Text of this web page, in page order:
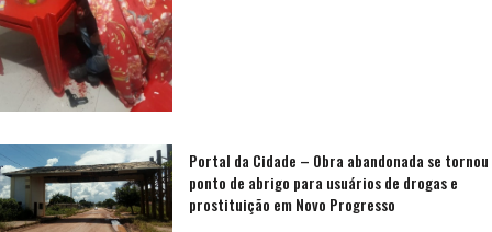
Portal da Cidade – Obra abandonada se tornou
ponto de abrigo para usuários de drogas e
prostituição em Novo Progresso